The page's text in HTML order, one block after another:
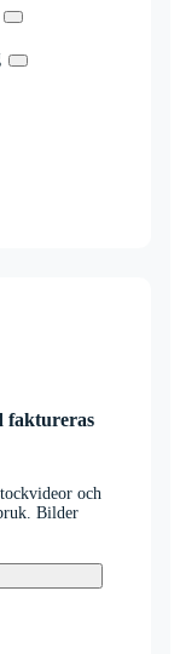
faktureras
och
Bilder